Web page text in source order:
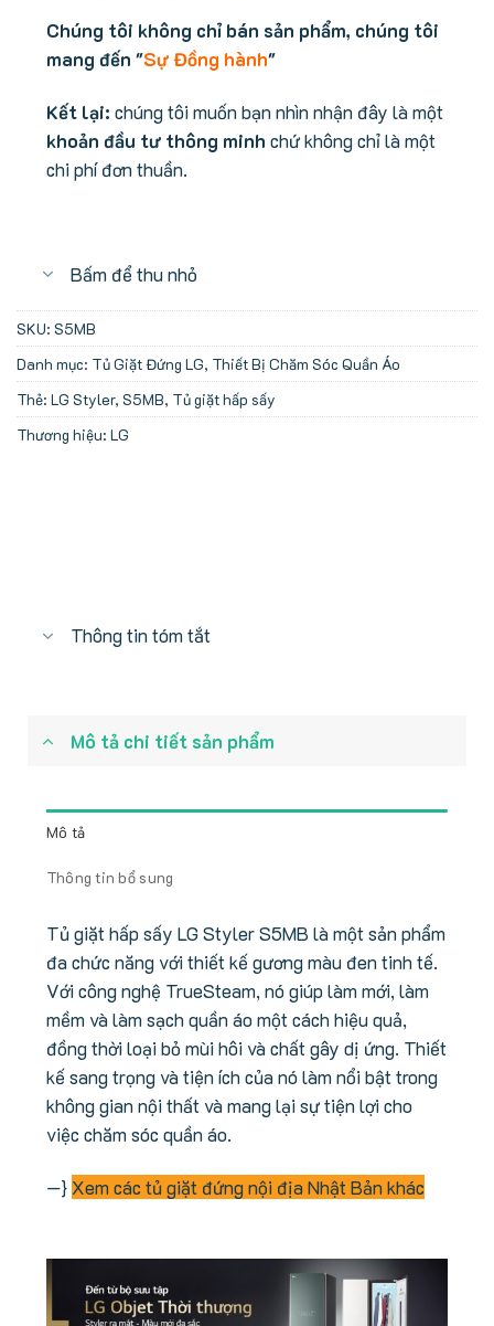
Chúng tôi không chỉ bán sản phẩm, chúng tôi
mang đến "Sự Đồng hành"
Kết lại: chúng tôi muốn bạn nhìn nhận đây là một
khoản đầu tư thông minh chứ không chỉ là một
chi phí đơn thuần.
Bấm để thu nhỏ
SKU: S5MB
Danh mục: Tủ Giặt Đứng LG, Thiết Bị Chăm Sóc Quần Áo
Thẻ: LG Styler, S5MB, Tủ giặt hấp sấy
Thương hiệu: LG
Thông tin tóm tắt
Mô tả chi tiết sản phẩm
Mô tả
Thông tin bổ sung
Tủ giặt hấp sấy LG Styler S5MB là một sản phẩm
đa chức năng với thiết kế gương màu đen tinh tế.
Với công nghệ TrueSteam, nó giúp làm mới, làm
mềm và làm sạch quần áo một cách hiệu quả,
đồng thời loại bỏ mùi hôi và chất gây dị ứng. Thiết
kế sang trọng và tiện ích của nó làm nổi bật trong
không gian nội thất và mang lại sự tiện lợi cho
việc chăm sóc quần áo.
—} Xem các tủ giặt đứng nội địa Nhật Bản khác